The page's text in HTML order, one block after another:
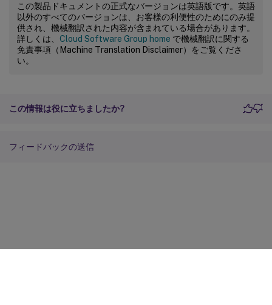
この製品ドキュメントの正式なバージョンは英語版です。英語
以外のすべてのバージョンは、お客様の利便性のためにのみ提
供され、機械翻訳された内容が含まれている場合があります。
詳しくは、 Cloud Software Group home で機械翻訳に関する
免責事項（Machine Translation Disclaimer）をご覧くださ
い。
この情報は役に立ちましたか?
フィードバックの送信